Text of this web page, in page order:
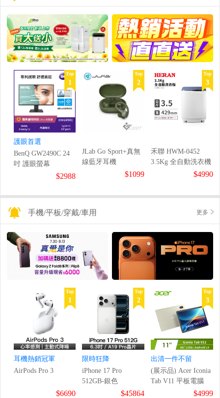
Top
1
護眼首選
BenQ GW2490C 24
吋 護眼螢幕
$2988
Top
2
JLab Go Sport+真無
線藍牙耳機
$1099
Top
3
禾聯 HWM-0452
3.5Kg 全自動洗衣機
$4990
手機/平板/穿戴/車用 更多
Top
1
耳機熱銷冠軍
AirPods Pro 3
$6690
Top
2
限時狂降
iPhone 17 Pro
512GB-銀色
$45864
Top
3
出清一件不留
(展示品) Acer Iconia
Tab V11 平板電腦
$4999